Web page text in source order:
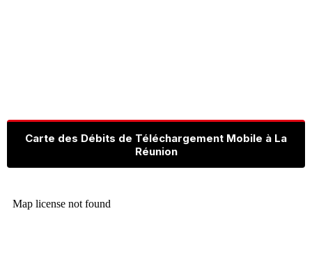
Carte des Débits de Téléchargement Mobile à La
Réunion